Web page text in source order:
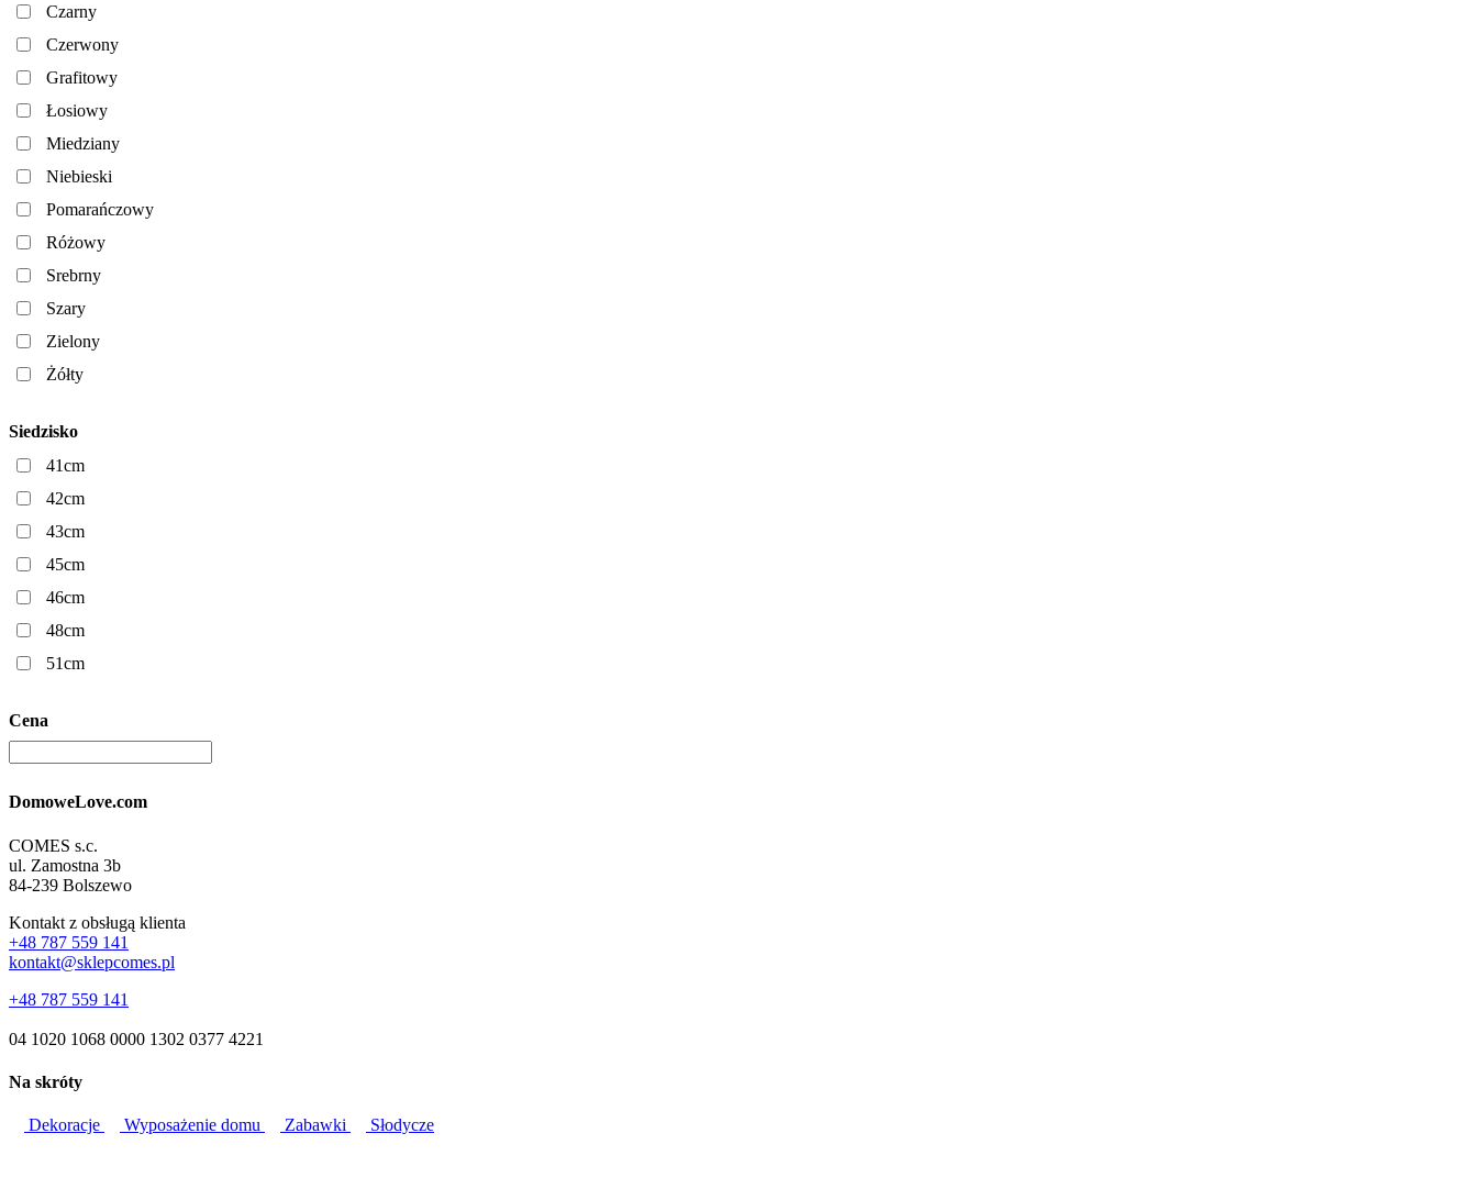
Czarny
Czerwony
Grafitowy
Łosiowy
Miedziany
Niebieski
Pomarańczowy
Różowy
Srebrny
Szary
Zielony
Żółty
Siedzisko
41cm
42cm
43cm
45cm
46cm
48cm
51cm
Cena
DomoweLove.com
COMES s.c.
ul. Zamostna 3b
84-239 Bolszewo
Kontakt z obsługą klienta
+48 787 559 141
kontakt@sklepcomes.pl
+48 787 559 141
04 1020 1068 0000 1302 0377 4221
Na skróty
Dekoracje Wyposażenie domu Zabawki Słodycze